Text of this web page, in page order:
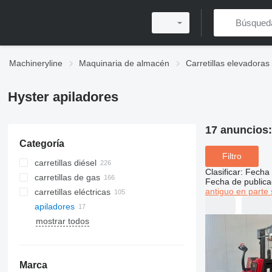
Machineryline Maquinaria de almacén Carretillas elevadoras
Hyster apiladores
Categoría
carretillas diésel
carretillas de gas
carretillas eléctricas
apiladores
mostrar todos
Marca
17 anuncios:
Filtro
Clasificar: Fecha
Fecha de
antiguo en parte